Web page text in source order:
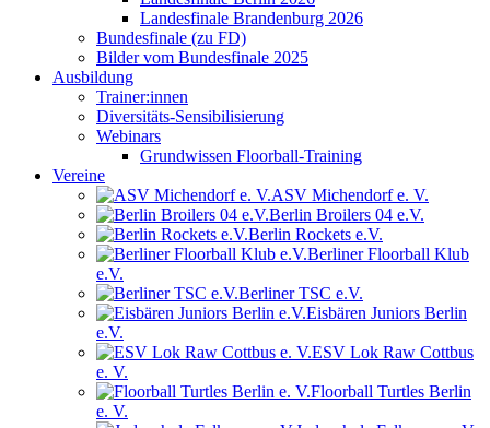
Landesfinale Brandenburg 2026
Bundesfinale (zu FD)
Bilder vom Bundesfinale 2025
Ausbildung
Trainer:innen
Diversitäts-Sensibilisierung
Webinars
Grundwissen Floorball-Training
Vereine
ASV Michendorf e. V.
Berlin Broilers 04 e.V.
Berlin Rockets e.V.
Berliner Floorball Klub
e.V.
Berliner TSC e.V.
Eisbären Juniors Berlin
e.V.
ESV Lok Raw Cottbus
e. V.
Floorball Turtles Berlin
e. V.